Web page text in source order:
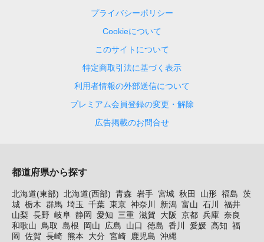
プライバシーポリシー
Cookieについて
このサイトについて
特定商取引法に基づく表示
利用者情報の外部送信について
プレミアム会員登録の変更・解除
広告掲載のお問合せ
都道府県から探す
北海道(東部) 北海道(西部) 青森 岩手 宮城 秋田 山形 福島 茨
城 栃木 群馬 埼玉 千葉 東京 神奈川 新潟 富山 石川
福井
山梨 長野 岐阜 静岡 愛知 三重 滋賀 大阪 京都 兵庫 奈良
和歌山 鳥取 島根 岡山 広島 山口 徳島 香川 愛媛 高知 福
岡
佐賀 長崎 熊本 大分 宮崎 鹿児島 沖縄